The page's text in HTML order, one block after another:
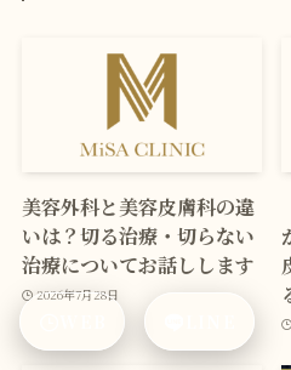
美容外科と美容皮膚科の違
いは？切る治療・切らない
治療についてお話しします
2026年7月28日